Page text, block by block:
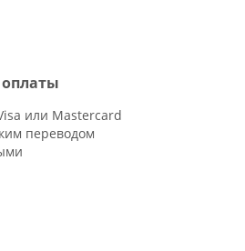
или Mastercard
переводом